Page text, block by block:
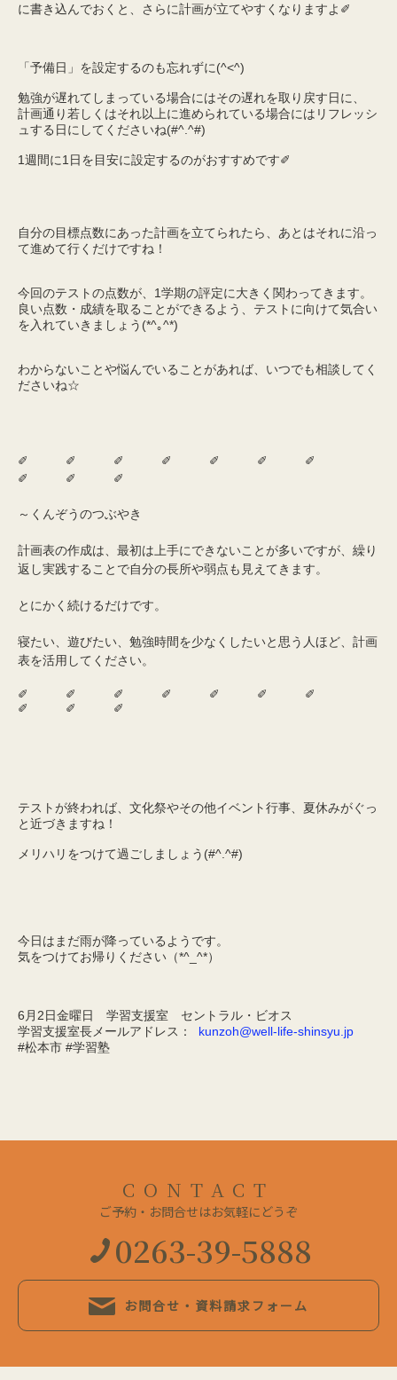
に書き込んでおくと、さらに計画が立てやすくなりますよ✐
「予備日」を設定するのも忘れずに(^<^)
勉強が遅れてしまっている場合にはその遅れを取り戻す日に、
計画通り若しくはそれ以上に進められている場合にはリフレッシ
ュする日にしてくださいね(#^.^#)
1週間に1日を目安に設定するのがおすすめです✐
自分の目標点数にあった計画を立てられたら、あとはそれに沿っ
て進めて行くだけですね！
今回のテストの点数が、1学期の評定に大きく関わってきます。
良い点数・成績を取ることができるよう、テストに向けて気合い
を入れていきましょう(*^｡^*)
わからないことや悩んでいることがあれば、いつでも相談してく
ださいね☆
✐ ✐ ✐ ✐ ✐ ✐ ✐
✐ ✐ ✐
～くんぞうのつぶやき
計画表の作成は、最初は上手にできないことが多いですが、繰り
返し実践することで自分の長所や弱点も見えてきます。
とにかく続けるだけです。
寝たい、遊びたい、勉強時間を少なくしたいと思う人ほど、計画
表を活用してください。
✐ ✐ ✐ ✐ ✐ ✐ ✐
✐ ✐ ✐
テストが終われば、文化祭やその他イベント行事、夏休みがぐっ
と近づきますね！
メリハリをつけて過ごしましょう(#^.^#)
今日はまだ雨が降っているようです。
気をつけてお帰りください（*^_^*）
6月2日金曜日 学習支援室 セントラル・ビオス
学習支援室長メールアドレス： kunzoh@well-life-shinsyu.jp
#松本市 #学習塾
CONTACT
ご予約・お問合せはお気軽にどうぞ
0263-39-5888
お問合せ・資料請求フォーム